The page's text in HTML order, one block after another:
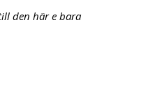
den här e bara